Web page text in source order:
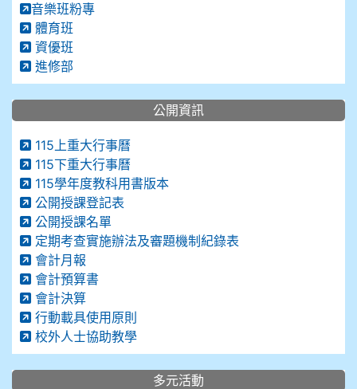
音樂班粉專
體育班
資優班
進修部
公開資訊
115上重大行事曆
115下重大行事曆
115學年度教科用書版本
公開授課登記表
公開授課名單
定期考查實施辦法及審題機制紀錄表
會計月報
會計預算書
會計決算
行動載具使用原則
校外人士協助教學
多元活動